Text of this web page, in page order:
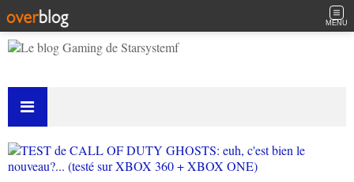
MENU